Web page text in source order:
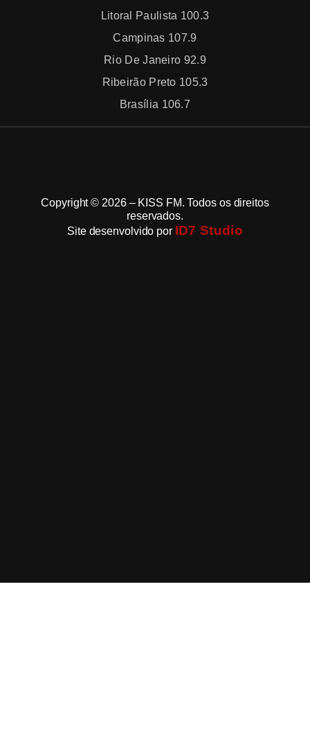
Litoral Paulista 100.3
Campinas 107.9
Rio De Janeiro 92.9
Ribeirão Preto 105.3
Brasília 106.7
Copyright © 2026 – KISS FM. Todos os direitos
reservados.
Site desenvolvido por ID7 Studio